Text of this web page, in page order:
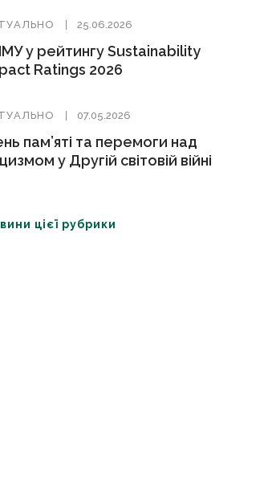
25.06.2026
у рейтингу Sustainability
Ratings 2026
07.05.2026
пам’яті та перемоги над
у Другій світовій війні
цієї рубрики